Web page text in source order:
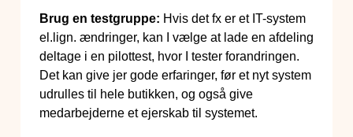
Brug en testgruppe: Hvis det fx er et IT-system
el.lign. ændringer, kan I vælge at lade en afdeling
deltage i en pilottest, hvor I tester forandringen.
Det kan give jer gode erfaringer, før et nyt system
udrulles til hele butikken, og også give
medarbejderne et ejerskab til systemet.